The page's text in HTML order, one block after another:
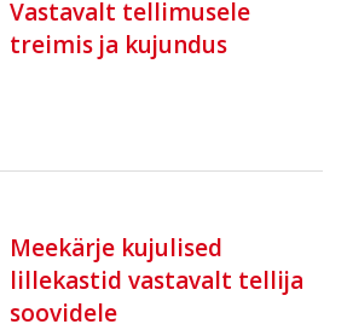
Vastavalt tellimusele
treimis ja kujundus
Meekärje kujulised
lillekastid vastavalt tellija
soovidele